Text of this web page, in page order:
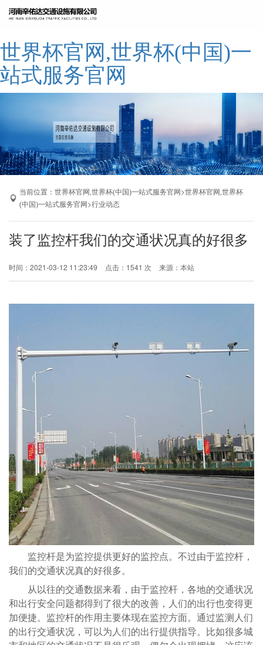
世界杯官网,世界杯(中国)一
站式服务官网
网站世界杯官网,世界杯(中国)一站式服
务官网
公司简介
世界杯官网,世界杯(中国)一站式服务官
产品展示
成功案例
厂区展示
当前位置： 世界杯官网,世界杯(中国)一站式服务官网 >世界杯官网,世界杯
(中国)一站式服务官网 >行业动态
装了监控杆我们的交通状况真的好很多
时间：2021-03-12 11:23:49 点击：1541 次 来源：本站
监控杆是为监控提供更好的监控点。不过由于监控杆，
我们的交通状况真的好很多。
从以往的交通数据来看，由于监控杆，各地的交通状况
和出行安全问题都得到了很大的改善，人们的出行也变得更
加便捷。监控杆的作用主要体现在监控方面。通过监测人们
的出行交通状况，可以为人们的出行提供指导。比如很多城